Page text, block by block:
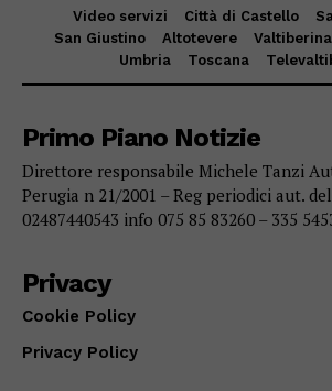
Video servizi Città di Castello
San Giustino
Altotevere Valtiberina
Umbria
Toscana
Primo Piano Notizie
Direttore responsabile Michele Tanzi
Perugia n 21/2001 – Reg periodici aut.
02487440543 info 075 85 83260 – 335
Privacy
Cookie Policy
Privacy Policy